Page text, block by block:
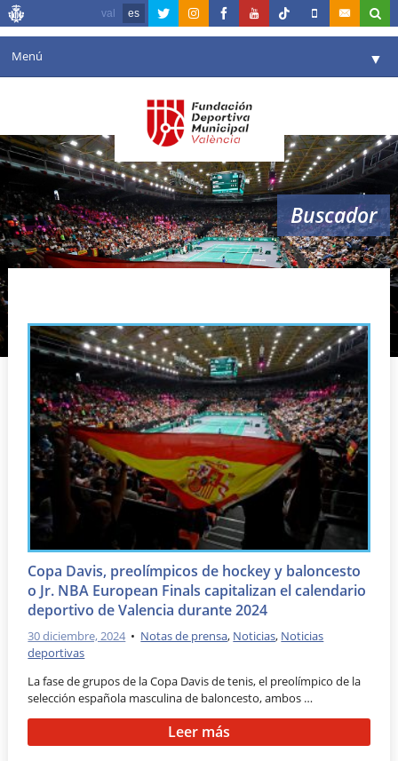
val es
Menú ▼
Agenda
Instalaciones
Comunicación ▼
Valencia en deporte ▼
Reservas
Buscador
beteró
Copa Davis, preolímpicos de hockey y baloncesto
o Jr. NBA European Finals capitalizan el calendario
deportivo de Valencia durante 2024
30 diciembre, 2024 • Notas de prensa, Noticias, Noticias
deportivas
La fase de grupos de la Copa Davis de tenis, el preolímpico de la
selección española masculina de baloncesto, ambos …
Leer más